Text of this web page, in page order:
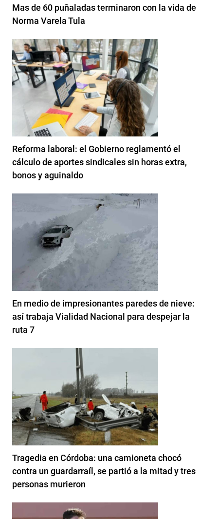
Mas de 60 puñaladas terminaron con la vida de
Norma Varela Tula
Reforma laboral: el Gobierno reglamentó el
cálculo de aportes sindicales sin horas extra,
bonos y aguinaldo
En medio de impresionantes paredes de nieve:
así trabaja Vialidad Nacional para despejar la
ruta 7
Tragedia en Córdoba: una camioneta chocó
contra un guardarraíl, se partió a la mitad y tres
personas murieron